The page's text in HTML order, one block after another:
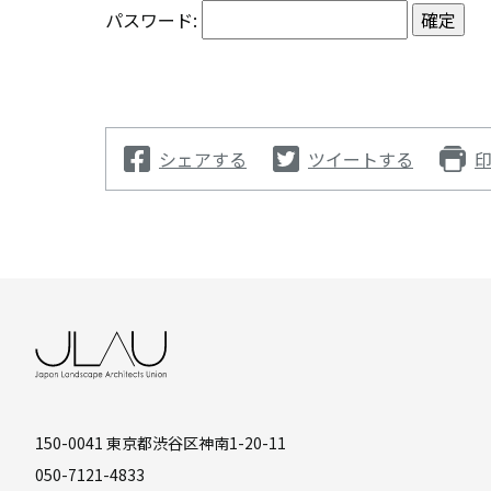
パスワード:
シェアする ツイートする
150-0041 東京都渋谷区神南1-20-11
050-7121-4833